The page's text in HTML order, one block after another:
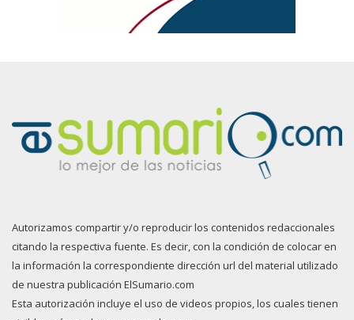
Autorizamos compartir y/o reproducir los contenidos redaccionales
citando la respectiva fuente. Es decir, con la condición de colocar en
la información la correspondiente dirección url del material utilizado
de nuestra publicación ElSumario.com
Esta autorización incluye el uso de videos propios, los cuales tienen